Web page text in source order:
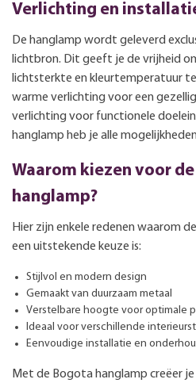
Verlichting en
De hanglamp wordt geleverd
lichtbron. Dit geeft je de vrijheid
lichtsterkte en kleurtemperatuur
warme verlichting voor een
verlichting voor functionele
hanglamp heb je alle
Waarom kiezen voor
hanglamp?
Hier zijn enkele redenen waarom
een uitstekende keuze is:
Stijlvol en modern design
Gemaakt van duurzaam metaal
Verstelbare hoogte voor optimale
Ideaal voor verschillende
Eenvoudige installatie en
Met de Bogota hanglamp creëer